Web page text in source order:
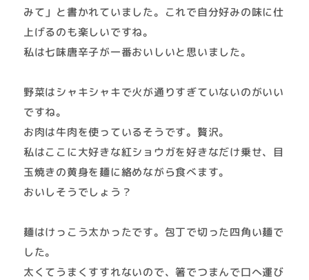
みて」と書かれていました。これで自分好みの味に仕
上げるのも楽しいですね。
私は七味唐辛子が一番おいしいと思いました。
野菜はシャキシャキで火が通りすぎていないのがいい
ですね。
お肉は牛肉を使っているそうです。贅沢。
私はここに大好きな紅ショウガを好きなだけ乗せ、目
玉焼きの黄身を麺に絡めながら食べます。
おいしそうでしょう？
麺はけっこう太かったです。包丁で切った四角い麺で
した。
太くてうまくすすれないので、箸でつまんで口へ運び